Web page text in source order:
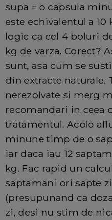
supa = o capsula
este echivalentul a 10
logic ca cel 4 boluri
kg de varza. Corect?
sunt, asa cum se
din extracte naturale.
nerezolvate si merg
recomandari in ceea
tratamentul. Acolo
minune timp de o
iar daca iau 12
kg. Fac rapid un
saptamani ori sapte
(presupunand ca
zi, desi nu stim de